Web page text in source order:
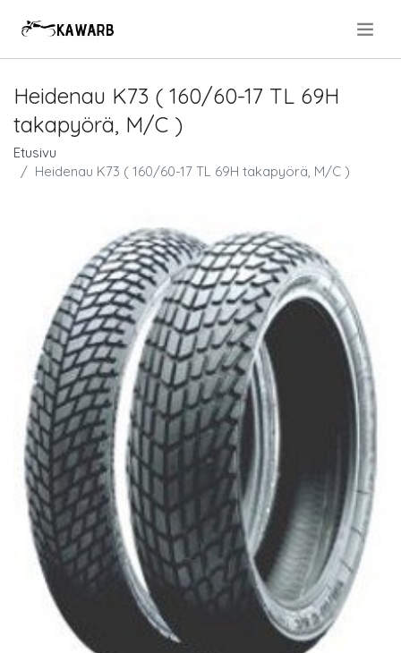
Heidenau K73 ( 160/60-17 TL 69H
takapyörä, M/C )
Etusivu
Heidenau K73 ( 160/60-17 TL 69H takapyörä, M/C )